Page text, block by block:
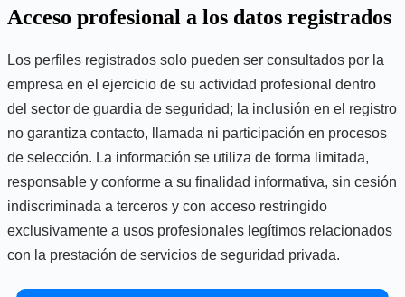
Acceso profesional a los datos registrados
Los perfiles registrados solo pueden ser consultados por la
empresa en el ejercicio de su actividad profesional dentro
del sector de guardia de seguridad; la inclusión en el registro
no garantiza contacto, llamada ni participación en procesos
de selección. La información se utiliza de forma limitada,
responsable y conforme a su finalidad informativa, sin cesión
indiscriminada a terceros y con acceso restringido
exclusivamente a usos profesionales legítimos relacionados
con la prestación de servicios de seguridad privada.